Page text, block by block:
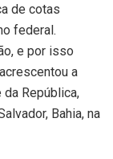
de cotas
federal.
e por isso
a
República,
Bahia, na